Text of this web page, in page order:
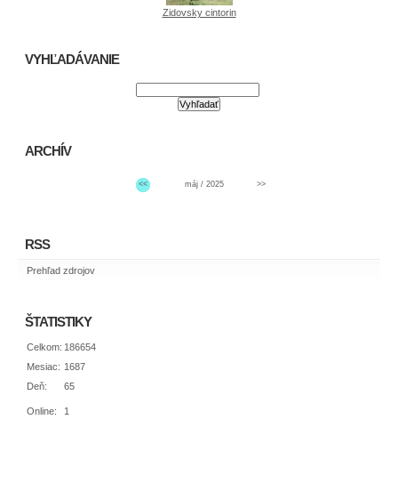
Zidovsky cintorin
VYHĽADÁVANIE
ARCHÍV
<< máj / 2025 >>
RSS
Prehľad zdrojov
ŠTATISTIKY
Online: 1
Celkom: 186654
Mesiac: 1687
Deň:
65